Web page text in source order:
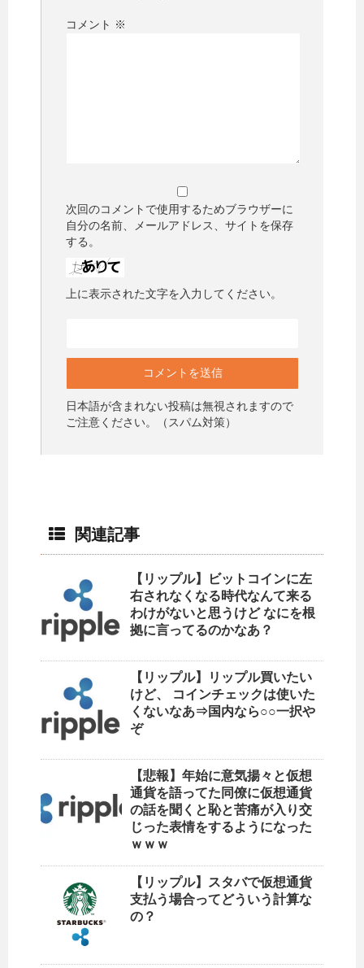
コメント ※
次回のコメントで使用するためブラウザーに
自分の名前、メールアドレス、サイトを保存
する。
上に表示された文字を入力してください。
日本語が含まれない投稿は無視されますので
ご注意ください。（スパム対策）
関連記事
【リップル】ビットコインに左
右されなくなる時代なんて来る
わけがないと思うけど なにを根
拠に言ってるのかなあ？
【リップル】リップル買いたい
けど、 コインチェックは使いた
くないなあ⇒国内なら○○一択や
ぞ
【悲報】年始に意気揚々と仮想
通貨を語ってた同僚に仮想通貨
の話を聞くと恥と苦痛が入り交
じった表情をするようになった
ｗｗｗ
【リップル】スタバで仮想通貨
支払う場合ってどういう計算な
の？